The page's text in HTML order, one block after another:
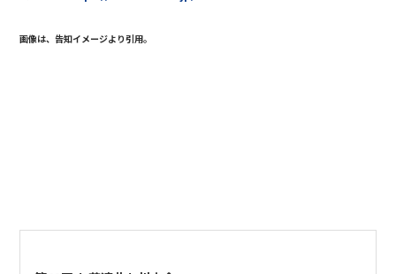
画像は、告知イメージより引用。